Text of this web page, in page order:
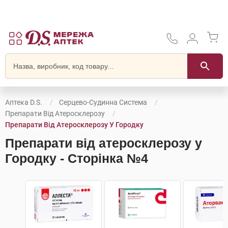
Аптека D.S.
Серцево-Судинна Система
Препарати Від Атеросклерозу
Препарати Від Атеросклерозу У Городку
Препарати від атеросклерозу у
Городку - Сторінка №4